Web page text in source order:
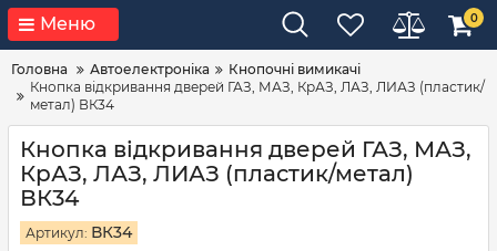
Меню 0
Головна Автоелектроніка
Кнопочні вимикачі
Кнопка відкривання дверей ГАЗ, МАЗ, КрАЗ, ЛАЗ, ЛИАЗ (пластик/
метал) ВК34
Кнопка відкривання дверей ГАЗ, МАЗ,
КрАЗ, ЛАЗ, ЛИАЗ (пластик/метал)
ВК34
Артикул: ВК34